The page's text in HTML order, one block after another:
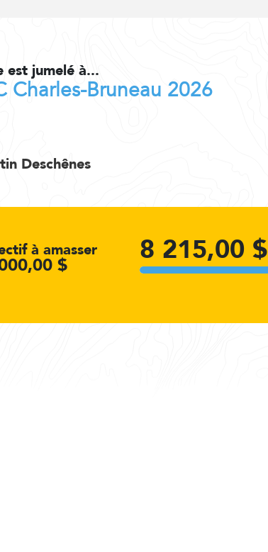
est jumelé à...
Charles-Bruneau 2026
Deschênes
à amasser
$ 8 215,00 $